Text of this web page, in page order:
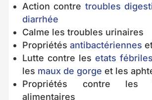
Action contre troubles
diarrhée
Calme les troubles urinaires
Propriétés antibactériennes
Lutte contre les etats
les maux de gorge et les
Propriétés contre les
alimentaires